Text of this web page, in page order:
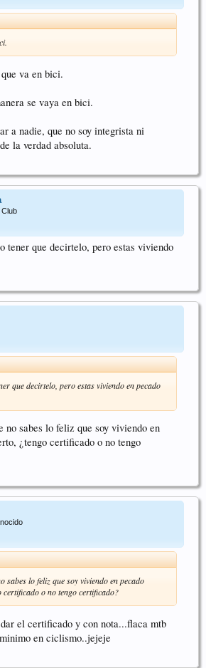
va en bici.
se vaya en bici.
a nadie, que no soy integrista ni
la verdad absoluta.
tener que decirtelo, pero estas viviendo
que decirtelo, pero estas viviendo en pecado
no sabes lo feliz que soy viviendo en
¿tengo certificado o no tengo
sabes lo feliz que soy viviendo en pecado
certificado o no tengo certificado?
el certificado y con nota...flaca mtb
en ciclismo..jejeje